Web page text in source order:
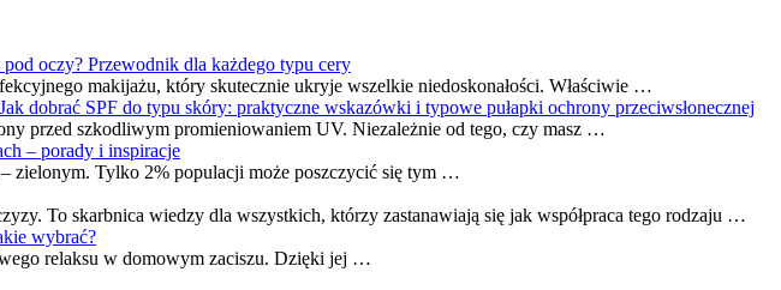
oczy? Przewodnik dla każdego typu cery
makijażu, który skutecznie ukryje wszelkie niedoskonałości. Właściwie …
Jak dobrać SPF do typu skóry: praktyczne wskazówki i typowe pułapki ochrony przeciwsłonecznej
przed szkodliwym promieniowaniem UV. Niezależnie od tego, czy masz …
– porady i inspiracje
zielonym. Tylko 2% populacji może poszczycić się tym …
To skarbnica wiedzy dla wszystkich, którzy zastanawiają się jak współpraca tego rodzaju …
wybrać?
relaksu w domowym zaciszu. Dzięki jej …